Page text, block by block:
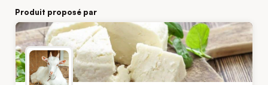
Produit proposé par